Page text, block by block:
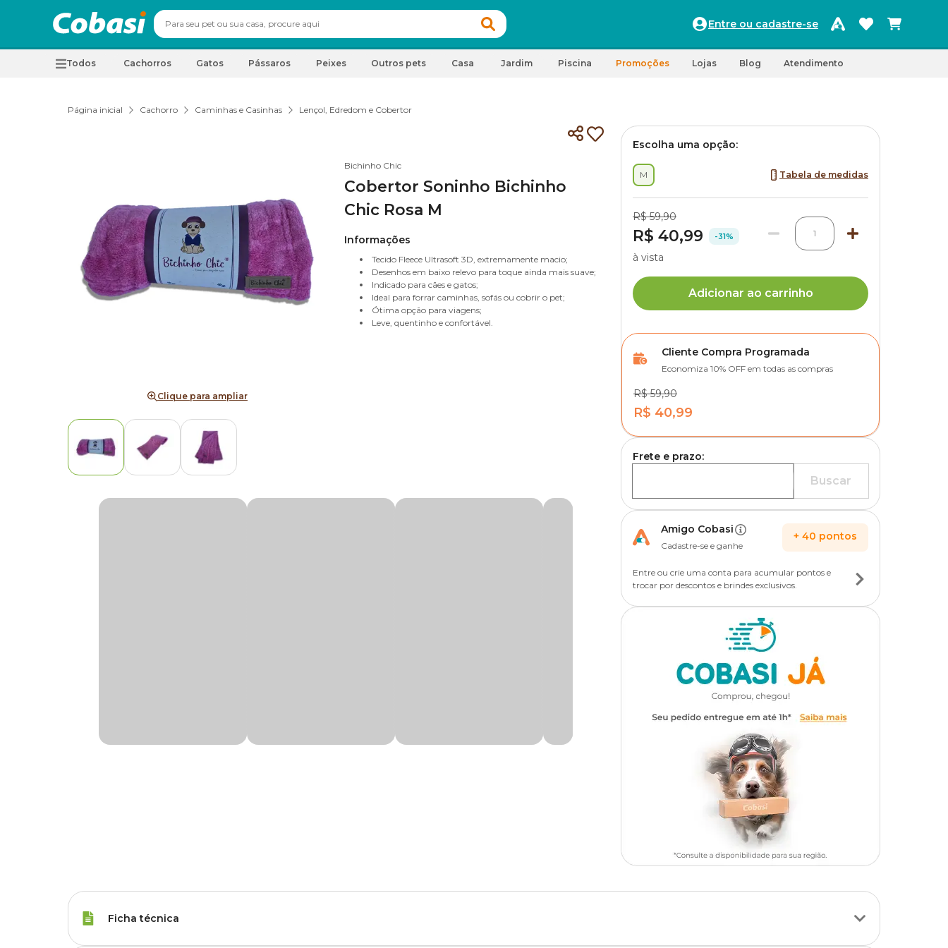
Entre ou cadastre-se
Todos Cachorros Gatos Pássaros Peixes Outros pets Casa Jardim Piscina Promoções Lojas Blog Atendimento
Página inicial Cachorro Caminhas e Casinhas Lençol, Edredom e Cobertor
Clique para ampliar
Bichinho Chic
Cobertor Soninho Bichinho
Chic Rosa M
Informações
Tecido Fleece Ultrasoft 3D, extremamente macio;
Desenhos em baixo relevo para toque ainda mais suave;
Indicado para cães e gatos;
Ideal para forrar caminhas, sofás ou cobrir o pet;
Ótima opção para viagens;
Leve, quentinho e confortável.
Escolha uma opção:
M Tabela de medidas
R$ 59,90
R$ 40,99 -31% 1
à vista
Adicionar ao carrinho
Cliente Compra Programada
Economiza 10% OFF em todas as compras
R$ 59,90
R$ 40,99
Frete e prazo:
Buscar
Amigo Cobasi
Cadastre-se e ganhe
+ 40 pontos
Entre ou crie uma conta para acumular pontos e
trocar por descontos e brindes exclusivos.
Ficha técnica